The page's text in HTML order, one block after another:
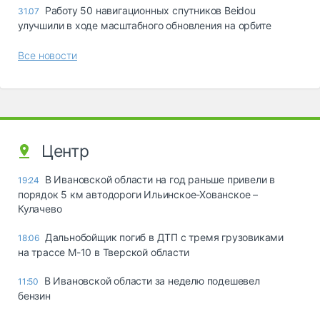
31.07
Работу 50 навигационных спутников Beidou
улучшили в ходе масштабного обновления на орбите
Все новости
Центр
19:24
В Ивановской области на год раньше привели в
порядок 5 км автодороги Ильинское-Хованское –
Кулачево
18:06 Дальнобойщик погиб в ДТП с тремя грузовиками
на трассе М-10 в Тверской области
11:50
В Ивановской области за неделю подешевел
бензин